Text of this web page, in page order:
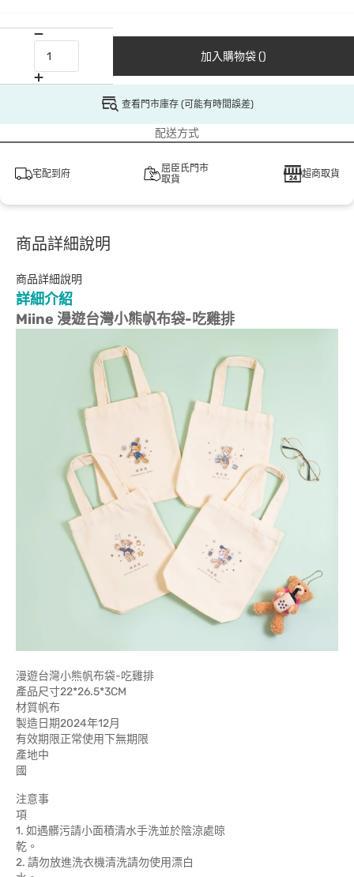
加入購物袋 ()
查看門市庫存 (可能有時間誤差)
配送方式
宅配到府
屈臣氏門市
取貨
超商取貨
商品詳細說明
商品詳細說明
詳細介紹
Miine 漫遊台灣小熊帆布袋-吃雞排
漫遊台灣小熊帆布袋-吃雞排
產品尺寸22*26.5*3CM
材質帆布
製造日期2024年12月
有效期限正常使用下無期限
產地中
注意事
1. 如遇髒污請小面積清水手洗並於陰涼處晾
乾
2. 請勿放進洗衣機清洗請勿使用漂白